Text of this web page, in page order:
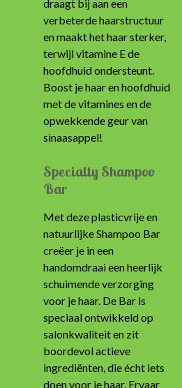
draagt bij aan een
verbeterde haarstructuur
en maakt het haar sterker,
terwijl vitamine E de
hoofdhuid ondersteunt.
Boost je haar en hoofdhuid
met de vitamines en de
opwekkende geur van
sinaasappel!
Specialty Shampoo
Bar
Met deze plasticvrije en
natuurlijke Shampoo Bar
creëer je in een
handomdraai een heerlijk
schuimende verzorging
voor je haar. De Bar is
speciaal ontwikkeld op
salonkwaliteit en zit
boordevol actieve
ingrediënten, die écht iets
doen voor je haar. Ervaar